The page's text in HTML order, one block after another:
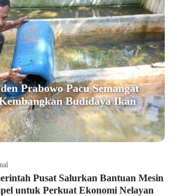
Prabowo Pacu Semangat
Budidaya Ikan
Pusat Salurkan Bantuan Mesin
untuk Perkuat Ekonomi Nelayan